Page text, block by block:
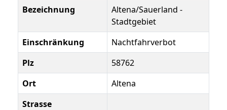
Bezeichnung
Altena/Sauerland -
Stadtgebiet
Einschränkung
Nachtfahrverbot
Plz
58762
Ort
Altena
Strasse